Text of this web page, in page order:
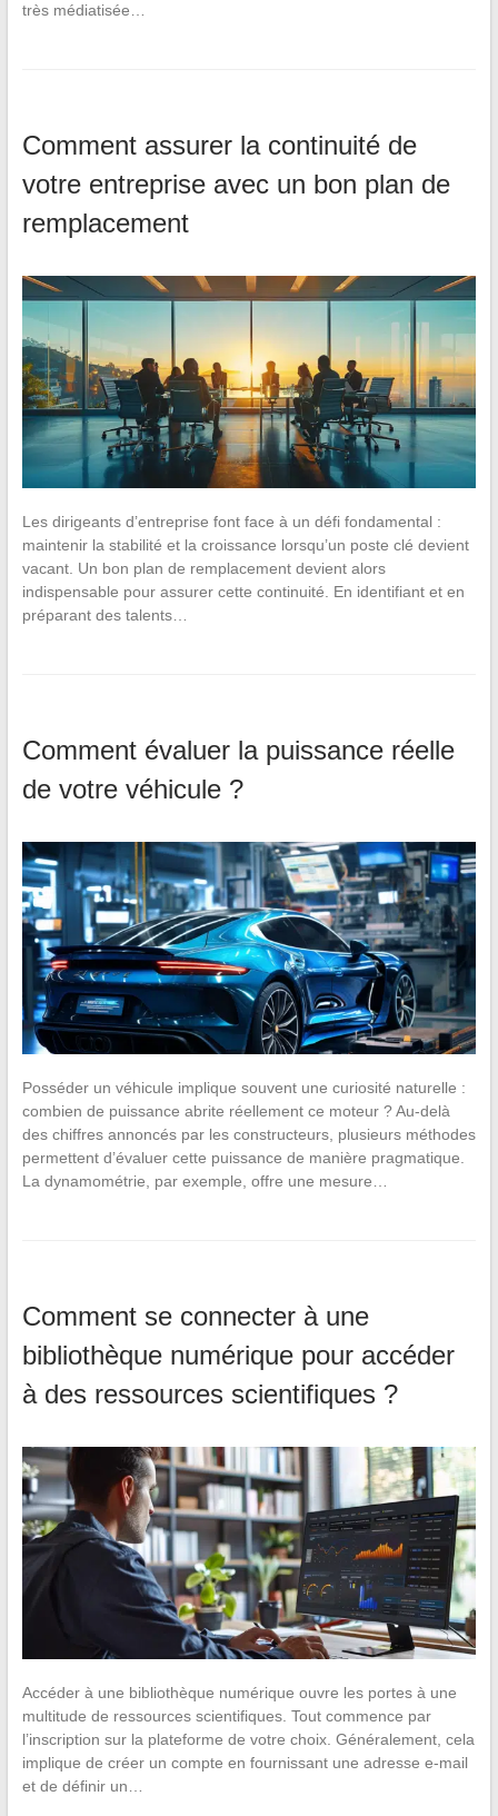
très médiatisée…
Comment assurer la continuité de
votre entreprise avec un bon plan de
remplacement
Les dirigeants d’entreprise font face à un défi fondamental :
maintenir la stabilité et la croissance lorsqu’un poste clé devient
vacant. Un bon plan de remplacement devient alors
indispensable pour assurer cette continuité. En identifiant et en
préparant des talents…
Comment évaluer la puissance réelle
de votre véhicule ?
Posséder un véhicule implique souvent une curiosité naturelle :
combien de puissance abrite réellement ce moteur ? Au-delà
des chiffres annoncés par les constructeurs, plusieurs méthodes
permettent d’évaluer cette puissance de manière pragmatique.
La dynamométrie, par exemple, offre une mesure…
Comment se connecter à une
bibliothèque numérique pour accéder
à des ressources scientifiques ?
Accéder à une bibliothèque numérique ouvre les portes à une
multitude de ressources scientifiques. Tout commence par
l’inscription sur la plateforme de votre choix. Généralement, cela
implique de créer un compte en fournissant une adresse e-mail
et de définir un…